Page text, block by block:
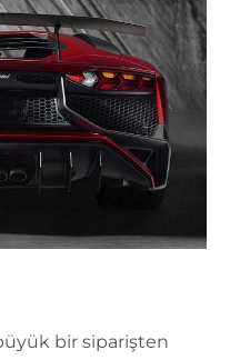
büyük bir siparişten